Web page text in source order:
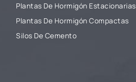
Plantas De Hormigón Estacionarias
Plantas De Hormigón Compactas
Silos De Cemento